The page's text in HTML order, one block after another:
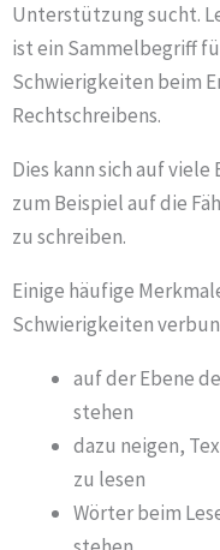
Unterstützung sucht.
ist ein Sammelbegriff
Schwierigkeiten beim
Rechtschreibens.
Dies kann sich auf
zum Beispiel auf die
zu schreiben.
Einige häufige
Schwierigkeiten
auf der Ebene
stehen
dazu neigen,
zu lesen
Wörter beim